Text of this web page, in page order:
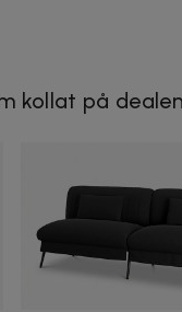
kollat på